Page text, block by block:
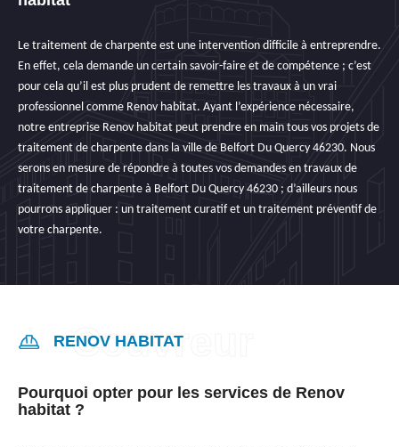
Le traitement de charpente est une intervention difficile à entreprendre.
En effet, cela demande un certain savoir-faire et de compétence ; c’est
pour cela qu’il est plus prudent de remettre les travaux à un vrai
professionnel comme Renov habitat. Ayant l’expérience nécessaire,
notre entreprise Renov habitat peut prendre en main tous vos projets de
traitement de charpente dans la ville de Belfort Du Quercy 46230. Nous
serons en mesure de répondre à toutes vos demandes en travaux de
traitement de charpente à Belfort Du Quercy 46230 ; d’ailleurs nous
pourrons appliquer : un traitement curatif et un traitement préventif de
votre charpente.
RENOV HABITAT
Pourquoi opter pour les services de Renov
habitat ?